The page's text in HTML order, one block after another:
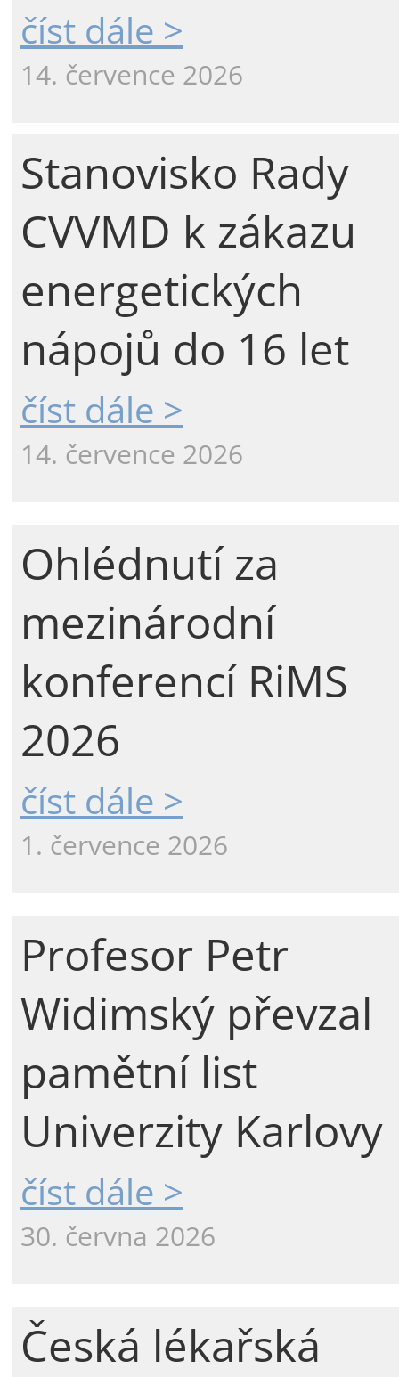
číst dále >
14. července 2026
Stanovisko Rady
CVVMD k zákazu
energetických
nápojů do 16 let
číst dále >
14. července 2026
Ohlédnutí za
mezinárodní
konferencí RiMS
2026
číst dále >
1. července 2026
Profesor Petr
Widimský převzal
pamětní list
Univerzity Karlovy
číst dále >
30. června 2026
Česká lékařská